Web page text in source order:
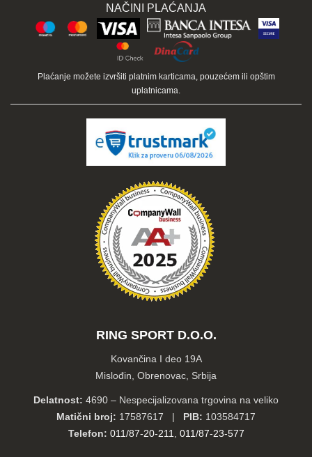
NAČINI PLAĆANJA
Plaćanje možete izvršiti platnim karticama, pouzećem ili opštim
uplatnicama.
RING SPORT D.O.O.
Kovančina I deo 19A
Mislođin, Obrenovac, Srbija
Delatnost: 4690 – Nespecijalizovana trgovina na veliko
Matični broj: 17587617 | PIB: 103584717
Telefon: 011/87-20-211 011/87-23-577